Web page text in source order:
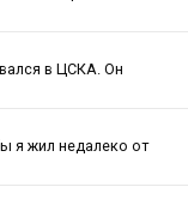
в ЦСКА. Он
я жил недалеко от